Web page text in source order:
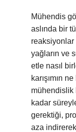
Mühendis
aslında bir
yağların ve
etle nasıl
karışımın
mühendislik
kadar
gerektiği,
aza